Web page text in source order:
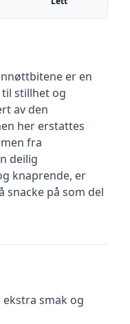
er en
stillhet og
av den
her erstattes
fra
deilig
knaprende, er
snacke på som del
smak og